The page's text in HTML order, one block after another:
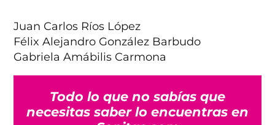
Juan Carlos Ríos López
Félix Alejandro González Barbudo
Gabriela Amábilis Carmona
Todo lo que no sabías que
necesitas saber lo encuentras en